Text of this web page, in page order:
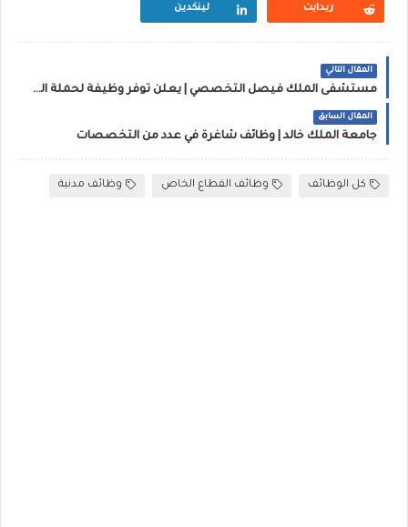
ريدايت لينكدين
المقال التالي
مستشفى الملك فيصل التخصصي | يعلن توفر وظيفة لحملة الدبلوم فما فوق بالرياض
المقال السابق
جامعة الملك خالد | وظائف شاغرة في عدد من التخصصات
كل الوظائف وظائف القطاع الخاص وظائف مدنية